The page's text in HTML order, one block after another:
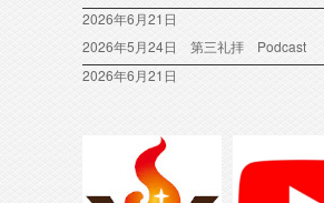
2026年6月21日
2026年5月24日 第三礼拝 Podcast
2026年6月21日